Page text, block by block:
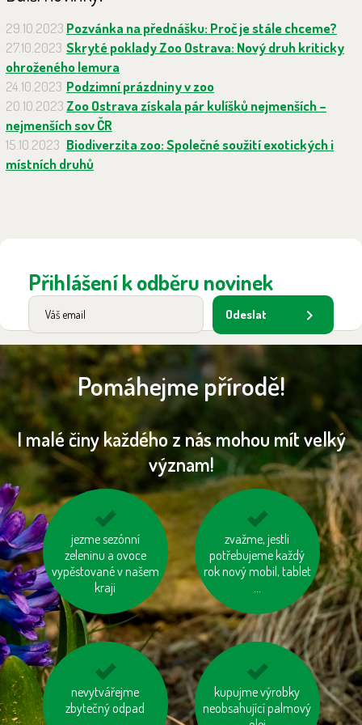
29.10.2023 Pozvánka na přednášku: Proč je stále chceme?
27.10.2023 Skryté poklady Zoo Ostrava: Nový druh kriticky
ohroženého lemura
24.10.2023 Podzimní prázdniny v zoo
20.10.2023Zoo Ostrava získala pár kulíšků nejmenších –
nejmenších sov ČR
15.10.2023 Biodiverzita zoo: Společné soužití exotických i
místních druhů
Přihlášení k odběru novinek
Odeslat
Pomáhejme přírodě!
I malé činy každého z nás mohou mít velký
význam!
jezme sezónní
zeleninu a ovoce
vypěstované v našem
kraji
vyhněme se
výrobkům ve
zbytečných obalech
zvažme, jestli
potřebujeme každý
rok nový mobil, tablet
...
využívejme auto ve
více lidech
nevytvářejme
zbytečný odpad
mysleme na „skrytou
vodu“ ve výrobcích
kupujme výrobky
neobsahující palmový
nebojme se
toaletního papíru z